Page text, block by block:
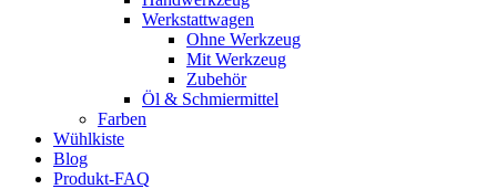
Werkstattwagen
Ohne Werkzeug
Mit Werkzeug
Zubehör
Öl & Schmiermittel
Farben
Wühlkiste
Blog
Produkt-FAQ